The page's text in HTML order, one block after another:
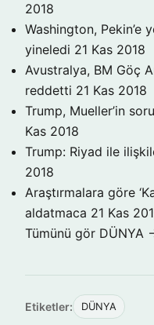
2018
Washington, Pekin’e
yineledi 21 Kas 2018
Avustralya, BM Göç
reddetti 21 Kas 2018
Trump, Mueller’in
Kas 2018
Trump: Riyad ile
2018
Araştırmalara göre
aldatmaca 21 Kas
Tümünü gör DÜNYA
Etiketler: DÜNYA